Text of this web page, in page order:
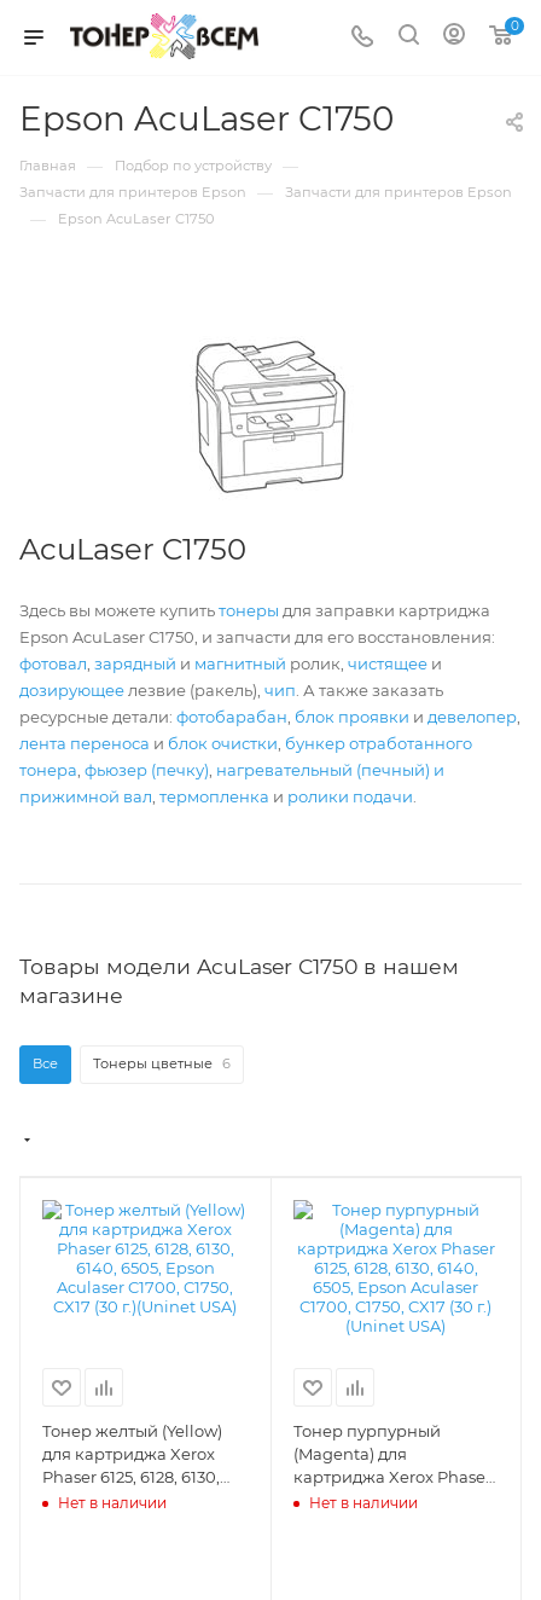
0
Epson AcuLaser C1750
Главная — Подбор по устройству —
Запчасти для принтеров Epson — Запчасти для принтеров Epson
— Epson AcuLaser C1750
AcuLaser C1750
Здесь вы можете купитьтонеры для заправки картриджа
Epson AcuLaser C1750, и запчасти для его восстановления:
фотовал зарядный и магнитный ролик, чистящее и
дозирующее лезвие (ракель), чип . А также заказать
ресурсные детали: фотобарабан блок проявки и девелопер
лента переноса и блок очистки бункер отработанного
тонера фьюзер (печку) нагревательный (печный) и
прижимной вал термопленка и ролики подачи
Товары модели AcuLaser C1750 в нашем
магазине
Все Тонеры цветные 6
Тонер желтый (Yellow)
для картриджа Xerox
Phaser 6125, 6128, 6130,
6140, 6505, Epson
Нет в наличии
Тонер пурпурный
(Magenta) для
картриджа Xerox Phaser
6125, 6128, 6130, 6140,
Нет в наличии